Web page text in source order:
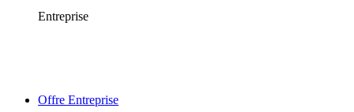
Entreprise
Offre Entreprise